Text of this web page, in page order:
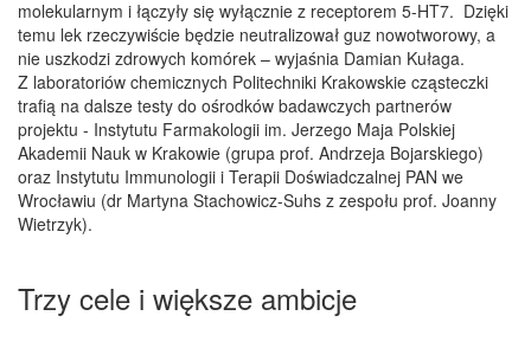
molekularnym i łączyły się wyłącznie z receptorem 5-HT7. Dzięki
temu lek rzeczywiście będzie neutralizował guz nowotworowy, a
nie uszkodzi zdrowych komórek – wyjaśnia Damian Kułaga.
Z laboratoriów chemicznych Politechniki Krakowskie cząsteczki
trafią na dalsze testy do ośrodków badawczych partnerów
projektu - Instytutu Farmakologii im. Jerzego Maja Polskiej
Akademii Nauk w Krakowie (grupa prof. Andrzeja Bojarskiego)
oraz Instytutu Immunologii i Terapii Doświadczalnej PAN we
Wrocławiu (dr Martyna Stachowicz-Suhs z zespołu prof. Joanny
Wietrzyk).
Trzy cele i większe ambicje